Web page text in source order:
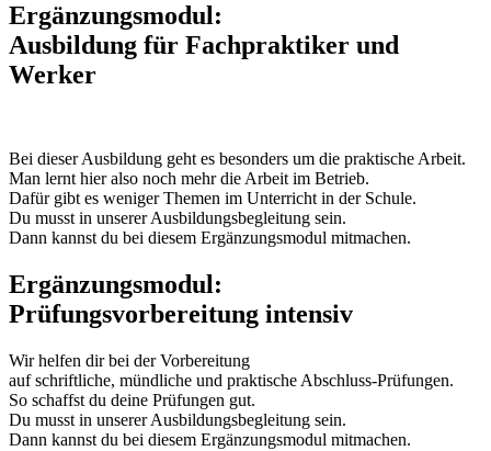
Ergänzungsmodul:
Ausbildung für Fachpraktiker und
Werker
Bei dieser Ausbildung geht es besonders um die praktische Arbeit.
Man lernt hier also noch mehr die Arbeit im Betrieb.
Dafür gibt es weniger Themen im Unterricht in der Schule.
Du musst in unserer Ausbildungsbegleitung sein.
Dann kannst du bei diesem Ergänzungsmodul mitmachen.
Ergänzungsmodul:
Prüfungsvorbereitung intensiv
Wir helfen dir bei der Vorbereitung
auf schriftliche, mündliche und praktische Abschluss-Prüfungen.
So schaffst du deine Prüfungen gut.
Du musst in unserer Ausbildungsbegleitung sein.
Dann kannst du bei diesem Ergänzungsmodul mitmachen.